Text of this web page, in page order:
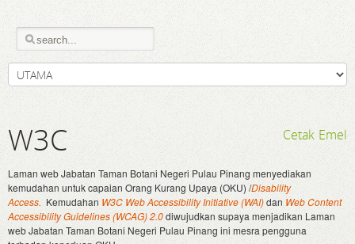
Emel
Cetak
W3C
Laman web Jabatan Taman Botani Negeri Pulau Pinang menyediakan
kemudahan untuk capaian Orang Kurang Upaya (OKU) /Disability
Access. Kemudahan W3C Web Accessibility Initiative (WAI)dan Web Content
Accessibility Guidelines (WCAG) 2.0diwujudkan supaya menjadikan Laman
web Jabatan Taman Botani Negeri Pulau Pinang ini mesra pengguna